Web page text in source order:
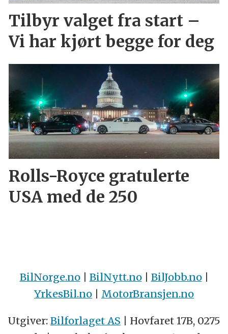
Tilbyr valget fra start –
Vi har kjørt begge for deg
Rolls-Royce gratulerte
USA med de 250
BilNorge.no| BilNytt.no| BilJobb.no|
YrkesBil.no
MotorBransjen.no
Utgiver: Bilforlaget AS | Hovfaret 17B, 0275